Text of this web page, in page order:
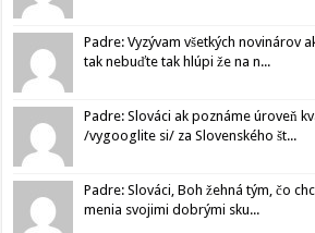
Padre: Vyzývam všetkých novinárov
tak nebuďte tak hlúpi že na n...
Padre: Slováci ak poznáme úroveň
/vygooglite si/ za Slovenského št...
Padre: Slováci, Boh žehná tým, čo
menia svojimi dobrými sku...